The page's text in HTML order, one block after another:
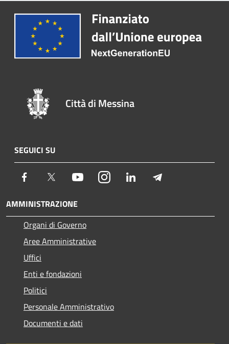
Città di Messina
SEGUICI SU
Facebook Twitter YoutubeInstagram LinkedIn
AMMINISTRAZIONE
Organi di Governo
Aree Amministrative
Uffici
Enti e fondazioni
Politici
Personale Amministrativo
Documenti e dati